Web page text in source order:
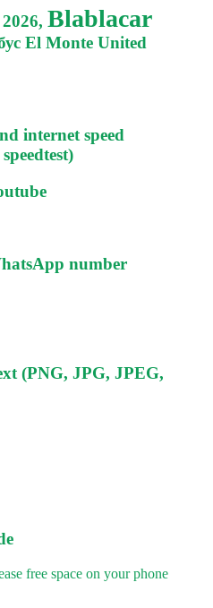
Blablacar
El Monte United
internet speed
number
(PNG, JPG, JPEG,
free space on your phone